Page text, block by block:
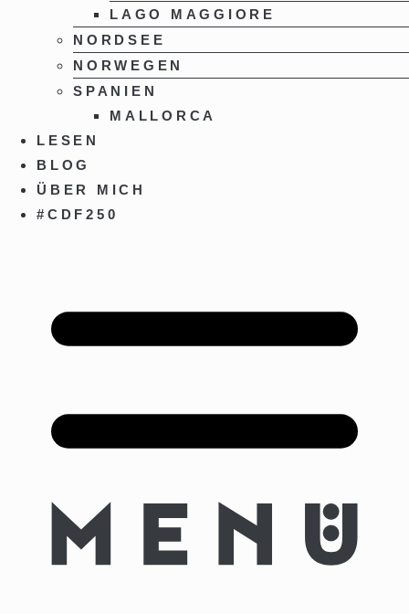
LAGO MAGGIORE
NORDSEE
NORWEGEN
SPANIEN
MALLORCA
LESEN
BLOG
ÜBER MICH
#CDF250